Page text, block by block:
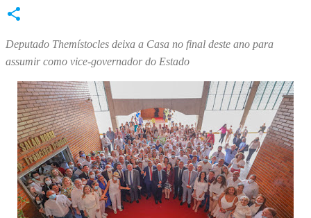
Deputado Themístocles deixa a Casa no final deste ano para
assumir como vice-governador do Estado